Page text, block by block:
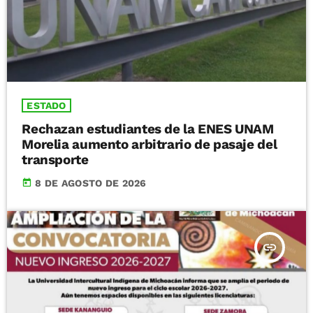
ESTADO
Rechazan estudiantes de la ENES UNAM
Morelia aumento arbitrario de pasaje del
transporte
today 8 DE AGOSTO DE 2026
insert_link